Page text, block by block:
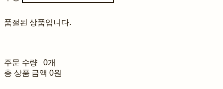
품절된 상품입니다.
주문 수량
0개
총 상품 금액 0원